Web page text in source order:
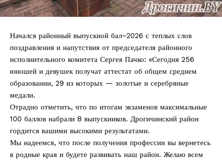
Начался районный выпускной бал­–2026 с теплых слов
поздравления и напутствия от председателя районного
исполнительного комитета Сергея Пачко: «Сегодня 256
юношей и девушек получат аттестат об общем среднем
образовании, 29 из которых — золотые и серебряные
медали.
Отрадно отметить, что по итогам экзаменов максимальные
100 баллов набрали 8 выпускников. Дрогичинский район
гордится вашими высокими результатами.
Мы надеемся, что после получения профессии вы вернетесь
в родные края и будете развивать наш район. Желаю всем